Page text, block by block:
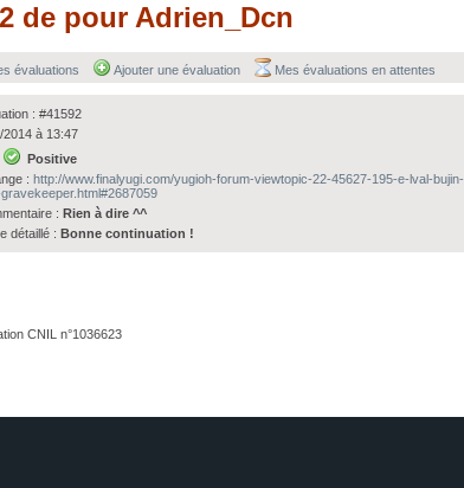
de pour Adrien_Dcn
évaluations Ajouter une évaluation Mes évaluations en attentes
: #41592
2014 à 13:47
Positive
: http://www.finalyugi.com/yugioh-forum-viewtopic-22-45627-195-e-lval-bujin-
: Rien à dire ^^
détaillé : Bonne continuation !
CNIL n°1036623